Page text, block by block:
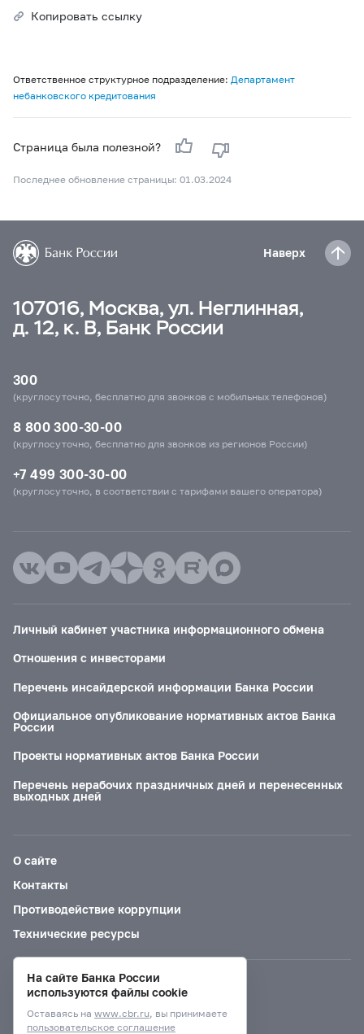
Копировать ссылку
Ответственное структурное подразделение: Департамент
небанковского кредитования
Страница была полезной?
Последнее обновление страницы: 01.03.2024
Наверх
107016, Москва, ул. Неглинная,
д. 12, к. В, Банк России
300
(круглосуточно, бесплатно для звонков с мобильных телефонов)
8 800 300-30-00
(круглосуточно, бесплатно для звонков из регионов России)
+7 499 300-30-00
(круглосуточно, в соответствии с тарифами вашего оператора)
Личный кабинет участника информационного обмена
Отношения с инвесторами
Перечень инсайдерской информации Банка России
Официальное опубликование нормативных актов Банка
России
Проекты нормативных актов Банка России
Перечень нерабочих праздничных дней и перенесенных
выходных дней
О сайте
Контакты
Противодействие коррупции
Технические ресурсы
Версия для слабовидящих
На сайте Банка России
используются файлы cookie
Оставаясь на www.cbr.ru, вы принимаете
пользовательское соглашение